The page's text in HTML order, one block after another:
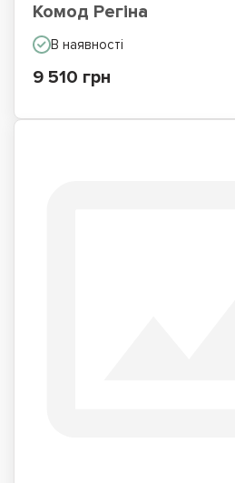
Комод Регіна
В наявності
9 510 грн